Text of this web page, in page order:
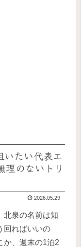
いたい代表エ
理のないトリ
2026.05.29
北泉の名前は知
回ればいいの
か、週末の1泊2